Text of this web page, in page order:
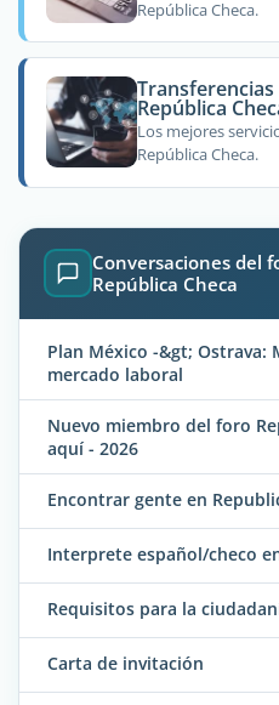
República Checa.
República
Los mejores
República Checa.
Conversaciones del
República Checa
Plan México -&gt; Ostrava:
mercado laboral
Nuevo miembro del foro
aquí - 2026
Encontrar gente en
Interprete español/checo
Requisitos para la
Carta de invitación